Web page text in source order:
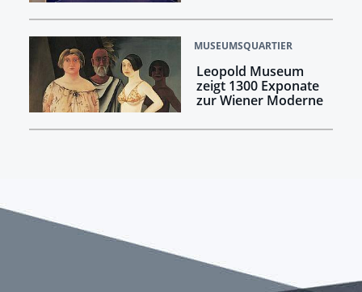
MUSEUMSQUARTIER
Leopold Museum
zeigt 1300 Exponate
zur Wiener Moderne